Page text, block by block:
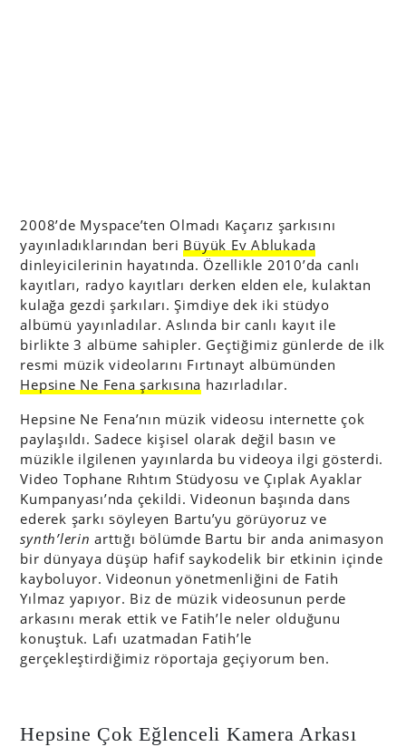
2008’de Myspace’ten Olmadı Kaçarız şarkısını
yayınladıklarından beri Büyük Ev Ablukada
dinleyicilerinin hayatında. Özellikle 2010’da canlı
kayıtları, radyo kayıtları derken elden ele, kulaktan
kulağa gezdi şarkıları. Şimdiye dek iki stüdyo
albümü yayınladılar. Aslında bir canlı kayıt ile
birlikte 3 albüme sahipler. Geçtiğimiz günlerde de ilk
resmi müzik videolarını Fırtınayt albümünden
Hepsine Ne Fena şarkısına hazırladılar.
Hepsine Ne Fena’nın müzik videosu internette çok
paylaşıldı. Sadece kişisel olarak değil basın ve
müzikle ilgilenen yayınlarda bu videoya ilgi gösterdi.
Video Tophane Rıhtım Stüdyosu ve Çıplak Ayaklar
Kumpanyası’nda çekildi. Videonun başında dans
ederek şarkı söyleyen Bartu’yu görüyoruz ve
synth’lerin arttığı bölümde Bartu bir anda animasyon
bir dünyaya düşüp hafif saykodelik bir etkinin içinde
kayboluyor. Videonun yönetmenliğini de Fatih
Yılmaz yapıyor. Biz de müzik videosunun perde
arkasını merak ettik ve Fatih’le neler olduğunu
konuştuk. Lafı uzatmadan Fatih’le
gerçekleştirdiğimiz röportaja geçiyorum ben.
Hepsine Çok Eğlenceli Kamera Arkası